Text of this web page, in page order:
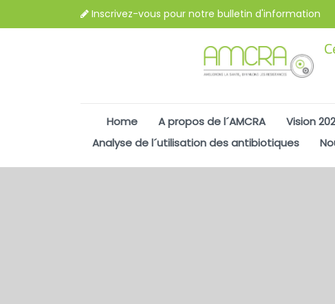
Inscrivez-vous pour notre bulletin d'information
Home A propos de l´AMCRA Vision
Analyse de l´utilisation des antibiotiques